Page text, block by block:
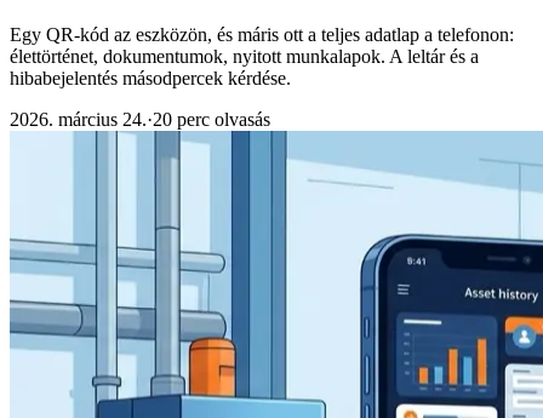
Egy QR-kód az eszközön, és máris ott a teljes adatlap a telefonon:
élettörténet, dokumentumok, nyitott munkalapok. A leltár és a
hibabejelentés másodpercek kérdése.
2026. március 24.·20 perc olvasás